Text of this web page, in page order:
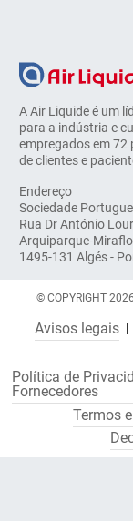
A Air Liquide é um
para a indústria e
empregados em 72
de clientes e
Endereço
Sociedade
Rua Dr António
Arquiparque-
1495-131 Algés -
© COPYRIGHT
Avisos legais
Política de
Fornecedores
Termos